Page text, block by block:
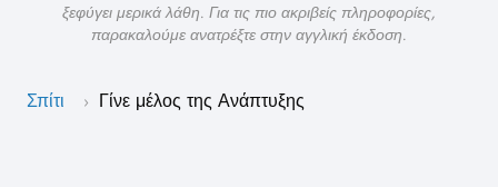
ξεφύγει μερικά λάθη. Για τις πιο ακριβείς πληροφορίες,
παρακαλούμε ανατρέξτε στην αγγλική έκδοση.
Σπίτι › Γίνε μέλος της Ανάπτυξης